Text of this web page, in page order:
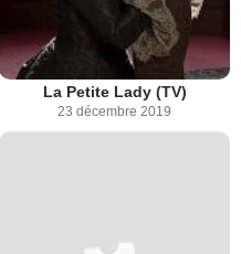
La Petite Lady (TV)
23 décembre 2019